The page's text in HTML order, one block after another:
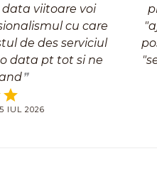
viitoare voi
cu care
de des serviciul
data pt tot si ne
IUL 2026